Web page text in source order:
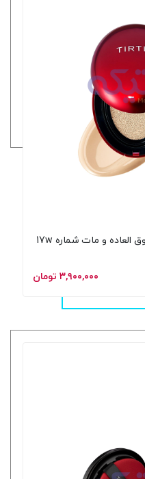
کوشن تیرتیر tirtir پوشانندگی فوق العاده و مات شماره 17w
۳,۹۰۰,۰۰۰ تومان